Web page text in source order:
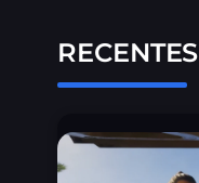
RECENTES